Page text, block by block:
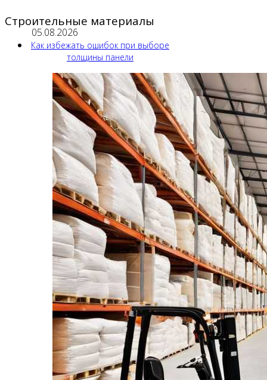
Строительные материалы
05.08.2026
Как избежать ошибок при выборе
толщины панели